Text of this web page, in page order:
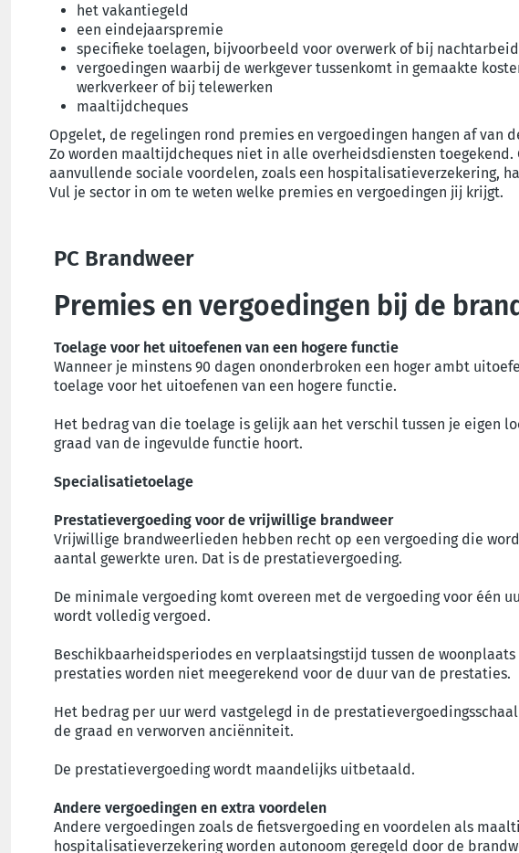
het vakantiegeld
een eindejaarspremie
specifieke toelagen, bijvoorbeeld voor overwerk of bij nachtarbeid
vergoedingen waarbij de werkgever tussenkomt in gemaakte
werkverkeer of bij telewerken
maaltijdcheques
Opgelet, de regelingen rond premies en vergoedingen hangen af van
Zo worden maaltijdcheques niet in alle overheidsdiensten toegekend.
aanvullende sociale voordelen, zoals een hospitalisatieverzekering,
Vul je sector in om te weten welke premies en vergoedingen jij krijgt.
PC Brandweer
Premies en vergoedingen bij de
Toelage voor het uitoefenen van een hogere functie
Wanneer je minstens 90 dagen ononderbroken een hoger ambt
toelage voor het uitoefenen van een hogere functie.
Het bedrag van die toelage is gelijk aan het verschil tussen je eigen
graad van de ingevulde functie hoort.
Specialisatietoelage
Prestatievergoeding voor de vrijwillige brandweer
Vrijwillige brandweerlieden hebben recht op een vergoeding die
aantal gewerkte uren. Dat is de prestatievergoeding.
De minimale vergoeding komt overeen met de vergoeding voor één
wordt volledig vergoed.
Beschikbaarheidsperiodes en verplaatsingstijd tussen de
prestaties worden niet meegerekend voor de duur van de prestaties.
Het bedrag per uur werd vastgelegd in de
de graad en verworven anciënniteit.
De prestatievergoeding wordt maandelijks uitbetaald.
Andere vergoedingen en extra voordelen
Andere vergoedingen zoals de fietsvergoeding en voordelen als
hospitalisatieverzekering worden autonoom geregeld door de